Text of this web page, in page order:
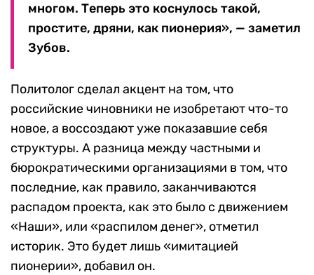
многом. Теперь это коснулось такой,
простите, дряни, как пионерия», — заметил
Зубов.
Политолог сделал акцент на том, что
российские чиновники не изобретают что-то
новое, а воссоздают уже показавшие себя
структуры. А разница между частными и
бюрократическими организациями в том, что
последние, как правило, заканчиваются
распадом проекта, как это было с движением
«Наши», или «распилом денег», отметил
историк. Это будет лишь «имитацией
пионерии», добавил он.